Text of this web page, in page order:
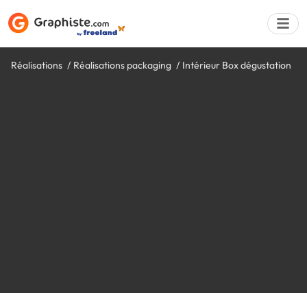
Réalisations Réalisations packaging Intérieur Box dégustation